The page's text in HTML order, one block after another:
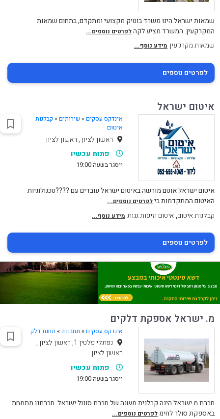
שמאות ישראל הינו משרד בוטיק מקצועי ומתקדם, בתחום שמאות
המקרקעין. המשרד מציע לקהלפרטים נוספים...
שמאות מקרקעין מידע נוסף...
לפרטים נוספים
איטום ישראל
אינדקס עסקים » שירותים» קבלנות
איטום
ראשון לציון , ראשון לציון
פתוח עכשיו
ייסגר בשעה 19:00
איטום ישראל אוטם מורשה באיטום ישראל עובדים עם ????טכנולוגיות
האיטום המתקדמות בילפרטים נוספים...
קבלנות איטום,איטום וזיפות גגות מידע נוסף...
לפרטים נוספים
מ. ישראל אספקת דלקים
אינדקס עסקים » תחבורה» תחנת דלק
נפתלי פלטין 1, ראשון לציון ,
ראשון לציון
פתוח עכשיו
ייסגר בשעה 19:00
חברת מ.ישראל הינה קבלנית משנה של חברת סונול ישראל. חברתנו מתמחת
באספקת סולר לחימ לפרטים נוספים...